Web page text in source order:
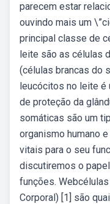
parecem estar
ouvindo mais um
principal classe de
leite são as células
(células brancas do
leucócitos no leite é
de proteção da
somáticas são um
organismo humano
vitais para o seu
discutiremos o
funções.
Corporal) [1] são